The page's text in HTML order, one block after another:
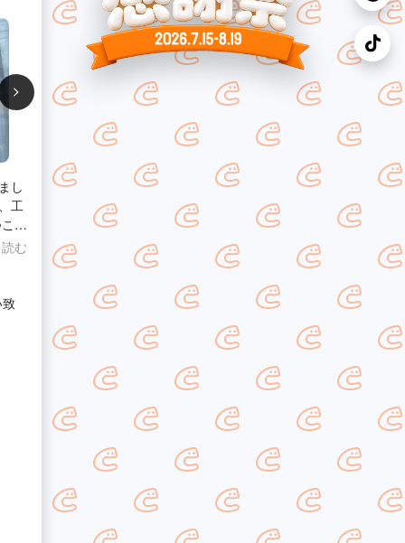
し
工
とむ